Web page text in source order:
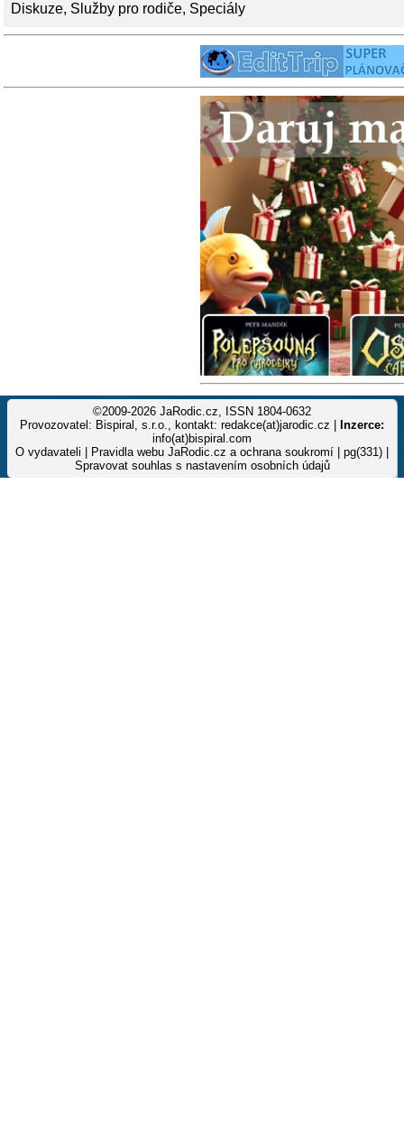
Diskuze, Služby pro rodiče, Speciály
©2009-2026 JaRodic.cz, ISSN 1804-0632
Provozovatel: Bispiral, s.r.o., kontakt: redakce(at)jarodic.cz |
Inzerce:
info(at)bispiral.com
O vydavateli
Pravidla webu JaRodic.cz a ochrana soukromí | pg(331) |
Spravovat souhlas s nastavením osobních údajů